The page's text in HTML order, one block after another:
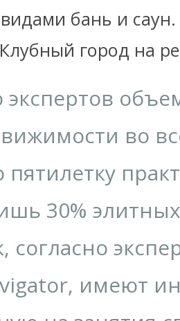
бань и
город на
во
30%
согласно
имеют